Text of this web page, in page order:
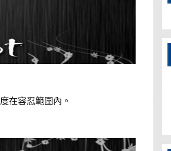
在容忍範圍內。